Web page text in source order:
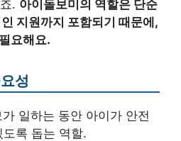
. 아이돌보미의 역할은 단순
지원까지 포함되기 때문에,
요해요.
성
가 일하는 동안 아이가 안전
록 돕는 역할.